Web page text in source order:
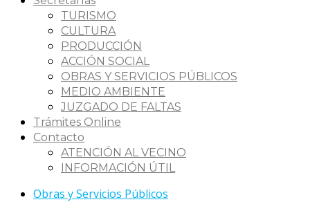
TURISMO
CULTURA
PRODUCCIÓN
ACCIÓN SOCIAL
OBRAS Y SERVICIOS PÚBLICOS
MEDIO AMBIENTE
JUZGADO DE FALTAS
Trámites Online
Contacto
ATENCIÓN AL VECINO
INFORMACIÓN ÚTIL
Obras y Servicios Públicos